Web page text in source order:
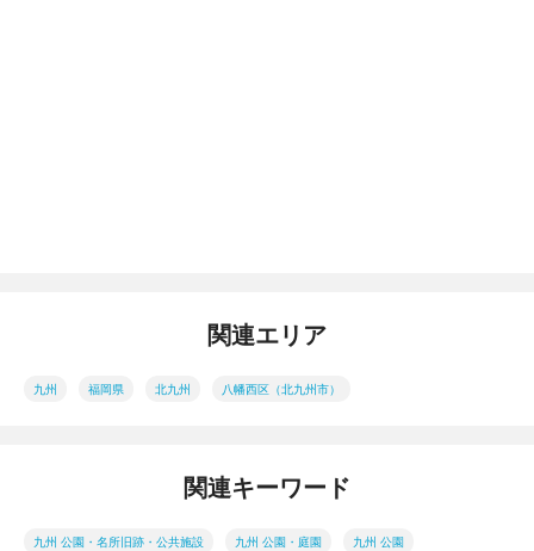
関連エリア
九州 福岡県 北九州 八幡西区（北九州市）
関連キーワード
九州 公園・名所旧跡・公共施設 九州 公園・庭園 九州 公園